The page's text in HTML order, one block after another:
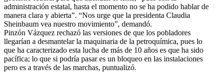
administración estatal, hasta el momento no se ha podido hablar de
manera clara y abierta”. “Nos urge que la presidenta Claudia
Sheinbaum vea nuestro movimiento”, demandó.
Pinzón Vázquez rechazó las versiones de que los pobladores
llegarían a desmantelar la maquinaria de la petroquímica, pues lo
que ha caracterizado esta lucha de más de 10 años es que ha sido
pacífica; lo que si podría pasar es un bloqueo en las instalaciones
pero es a través de las marchas, puntualizó.